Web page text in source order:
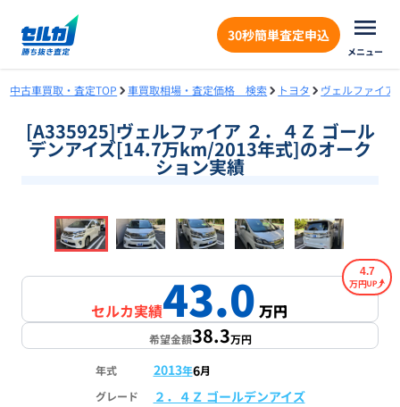
30秒簡単査定申込
メニュー
中古車買取・査定TOP 車買取相場・査定価格 検索 トヨタ ヴェルファイア
[A335925]ヴェルファイア ２．４Ｚ ゴール
デンアイズ[14.7万km/2013年式]のオーク
ション実績
1/18
セルカ実績43.0万円
4.7
万円
希望金額38.3万円
年式 2013年6月
グレード
２．４Ｚ ゴールデンアイズ